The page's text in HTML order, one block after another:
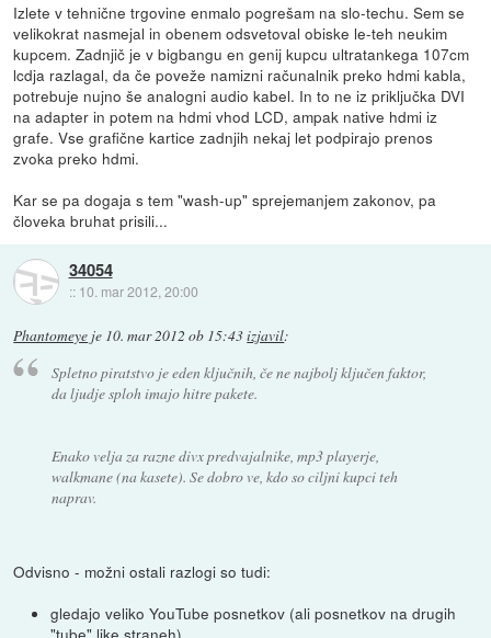
Izlete v tehnične trgovine enmalo pogrešam na slo-techu. Sem se
velikokrat nasmejal in obenem odsvetoval obiske le-teh neukim
kupcem. Zadnjič je v bigbangu en genij kupcu ultratankega 107cm
lcdja razlagal, da če poveže namizni računalnik preko hdmi kabla,
potrebuje nujno še analogni audio kabel. In to ne iz priključka DVI
na adapter in potem na hdmi vhod LCD, ampak native hdmi iz
grafe. Vse grafične kartice zadnjih nekaj let podpirajo prenos
zvoka preko hdmi.
Kar se pa dogaja s tem "wash-up" sprejemanjem zakonov, pa
človeka bruhat prisili...
34054
:: 10. mar 2012, 20:00
Phantomeye je 10. mar 2012 ob 15:43izjavil:
Spletno piratstvo je eden ključnih, če ne najbolj ključen faktor,
da ljudje sploh imajo hitre pakete.
Enako velja za razne divx predvajalnike, mp3 playerje,
walkmane (na kasete). Se dobro ve, kdo so ciljni kupci teh
naprav.
Odvisno - možni ostali razlogi so tudi:
gledajo veliko YouTube posnetkov (ali posnetkov na drugih
"tube" like straneh),